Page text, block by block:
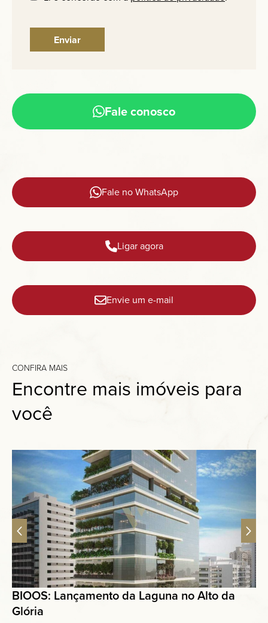
Fale conosco
Fale no WhatsApp
Ligar agora
Envie um e-mail
CONFIRA MAIS
Encontre mais imóveis para
você
BIOOS: Lançamento da Laguna no Alto da
Glória